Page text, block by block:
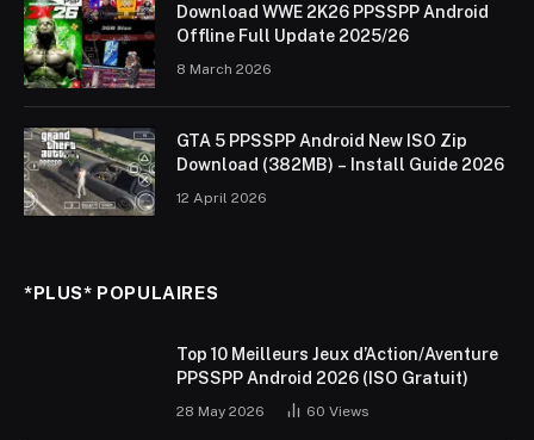
Download WWE 2K26 PPSSPP Android
Offline Full Update 2025/26
8 March 2026
GTA 5 PPSSPP Android New ISO Zip
Download (382MB) – Install Guide 2026
12 April 2026
*PLUS* POPULAIRES
Top 10 Meilleurs Jeux d’Action/Aventure
PPSSPP Android 2026 (ISO Gratuit)
28 May 2026 60 Views